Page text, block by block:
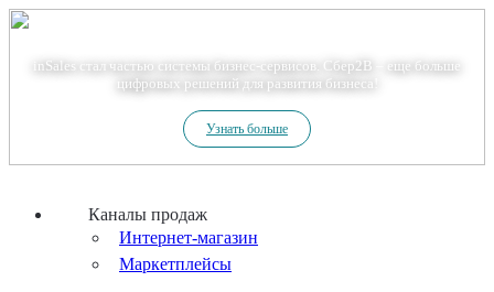
inSales стал частью системы бизнес-сервисов. Сбер2В – еще больше
цифровых решений для развития бизнеса!
Узнать больше
Каналы продаж
Интернет-магазин
Маркетплейсы